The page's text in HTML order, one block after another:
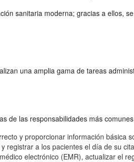
sanitaria moderna; gracias a ellos,
una amplia gama de tareas
de las responsabilidades más
y proporcionar información básica
registrar a los pacientes el día de su
electrónico (EMR), actualizar el